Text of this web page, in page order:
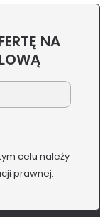
NA
celu należy
prawnej.